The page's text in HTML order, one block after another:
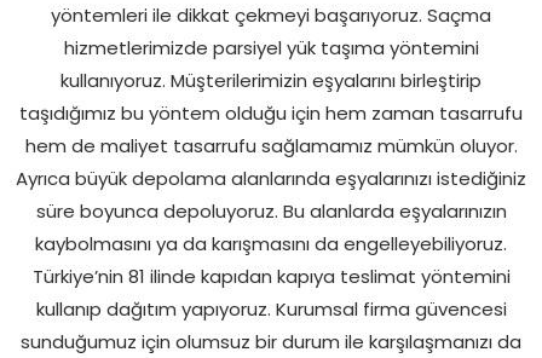
yöntemleri ile dikkat çekmeyi başarıyoruz. Saçma
hizmetlerimizde parsiyel yük taşıma yöntemini
kullanıyoruz. Müşterilerimizin eşyalarını birleştirip
taşıdığımız bu yöntem olduğu için hem zaman tasarrufu
hem de maliyet tasarrufu sağlamamız mümkün oluyor.
Ayrıca büyük depolama alanlarında eşyalarınızı istediğiniz
süre boyunca depoluyoruz. Bu alanlarda eşyalarınızın
kaybolmasını ya da karışmasını da engelleyebiliyoruz.
Türkiye’nin 81 ilinde kapıdan kapıya teslimat yöntemini
kullanıp dağıtım yapıyoruz. Kurumsal firma güvencesi
sunduğumuz için olumsuz bir durum ile karşılaşmanızı da